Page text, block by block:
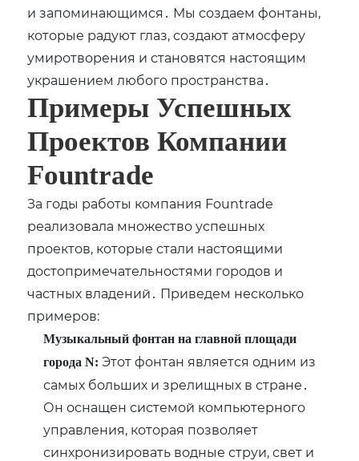
и запоминающимся․ Мы создаем фонтаны‚
которые радуют глаз‚ создают атмосферу
умиротворения и становятся настоящим
украшением любого пространства․
Примеры Успешных
Проектов Компании
Fountrade
За годы работы компания Fountrade
реализовала множество успешных
проектов‚ которые стали настоящими
достопримечательностями городов и
частных владений․ Приведем несколько
примеров:
Музыкальный фонтан на главной площади
города N: Этот фонтан является одним из
самых больших и зрелищных в стране․
Он оснащен системой компьютерного
управления‚ которая позволяет
синхронизировать водные струи‚ свет и